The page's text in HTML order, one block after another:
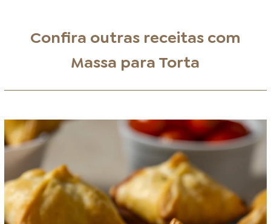
Confira outras receitas com
Massa para Torta